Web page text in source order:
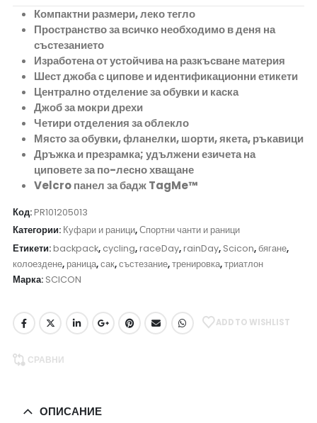
Компактни размери, леко тегло
Пространство за всичко необходимо в деня на
състезанието
Изработена от устойчива на разкъсване материя
Шест джоба с ципове и идентификационни етикети
Централно отделение за обувки и каска
Джоб за мокри дрехи
Четири отделения за облекло
Място за обувки, фланелки, шорти, якета, ръкавици
Дръжка и презрамка; удължени езичета на
циповете за по-лесно хващане
Velcro панел за бадж TagMe™
Код:PR101205013
Категории: Куфари и раници,Спортни чанти и раници
Етикети:backpack, cycling,raceDay,rainDay, Scicon,бягане,
колоездене, раница,сак,състезание,тренировка,триатлон
Марка: SCICON
ADD TO WISHLIST
СРАВНИ
ОПИСАНИЕ